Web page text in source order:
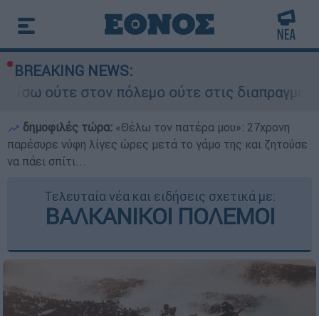
BREAKING NEWS:
ούτε στις διαπραγματεύσεις» - Οι
δημοφιλές τώρα: «Θέλω τον πατέρα μου»: 27χρονη
παρέσυρε νύφη λίγες ώρες μετά το γάμο της και ζητούσε
να πάει σπίτι...
Τελευταία νέα και ειδήσεις σχετικά με:
ΒΑΛΚΑΝΙΚΟΙ ΠΟΛΕΜΟΙ